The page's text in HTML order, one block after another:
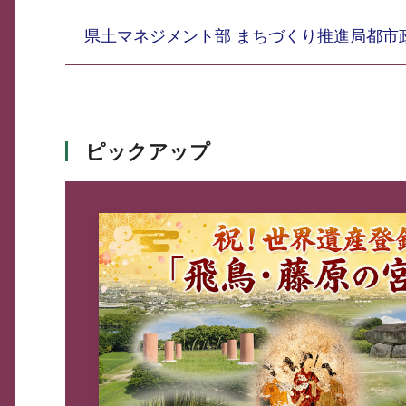
県土マネジメント部 まちづくり推進局都
ピックアップ